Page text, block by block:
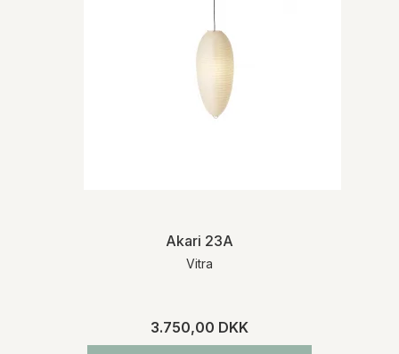
Akari 23A
Vitra
3.750,00 DKK